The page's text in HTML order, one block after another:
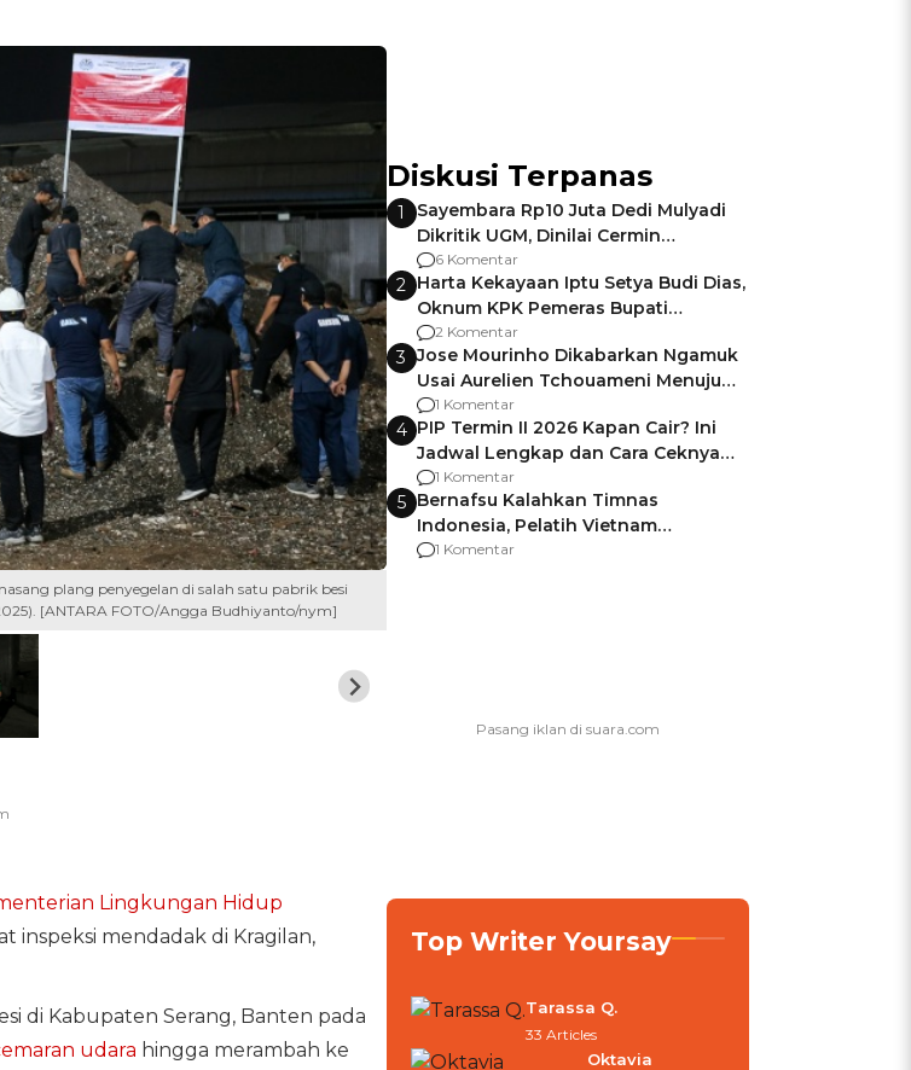
plang penyegelan di salah satu pabrik besi
[ANTARA FOTO/Angga Budhiyanto/nym]
Lingkungan Hidup
inspeksi mendadak di Kragilan,
di Kabupaten Serang, Banten pada
udara hingga merambah ke
Diskusi Terpanas
1
Sayembara Rp10 Juta Dedi Mulyadi
Dikritik UGM, Dinilai Cermin
Gagalnya Negara Jamin Keamanan
6 Komentar
2 Harta Kekayaan Iptu Setya Budi Dias,
Oknum KPK Pemeras Bupati
Pemalang
2 Komentar
3 Jose Mourinho Dikabarkan Ngamuk
Usai Aurelien Tchouameni Menuju
Manchester United
1 Komentar
4 PIP Termin II 2026 Kapan Cair? Ini
Jadwal Lengkap dan Cara Ceknya
agar Dana Tidak Hangus!
1 Komentar
5 Bernafsu Kalahkan Timnas
Indonesia, Pelatih Vietnam
Berencana Pakai Jimat di Pakansari
1 Komentar
Top Writer Yoursay
Tarassa Q.
33 Articles
Oktavia